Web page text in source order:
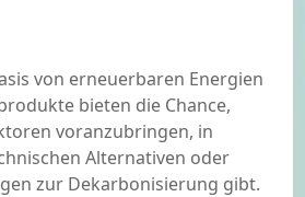
von erneuerbaren Energien
bieten die Chance,
voranzubringen, in
Alternativen oder
zur Dekarbonisierung gibt.